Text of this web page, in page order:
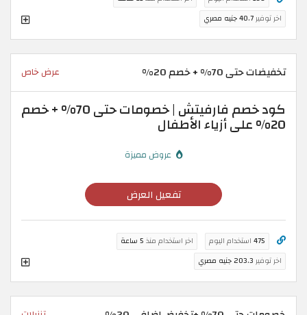
اخر توفير40.7 جنيه مصري
تخفيضات حتى 70% + خصم 20% عرض خاص
كود خصم فارفيتش | خصومات حتى 70% + خصم
20% على أزياء الأطفال
عروض مميزة
تفعيل العرض
475 استخدام اليوم اخر استخدام منذ 5 ساعة
اخر توفير 203.3 جنيه مصري